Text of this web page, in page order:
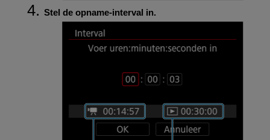
Stel de opname-interval in.